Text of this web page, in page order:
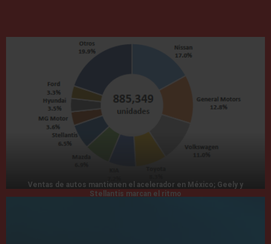
Ventas de autos mantienen el acelerador en México; Geely y
Stellantis marcan el ritmo